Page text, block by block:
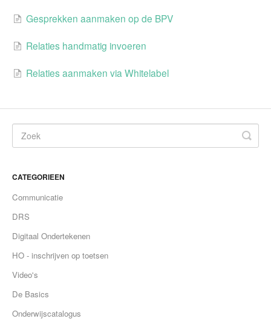
Gesprekken aanmaken op de BPV
Relaties handmatig invoeren
Relaties aanmaken via Whitelabel
CATEGORIEEN
Communicatie
DRS
Digitaal Ondertekenen
HO - inschrijven op toetsen
Video's
De Basics
Onderwijscatalogus